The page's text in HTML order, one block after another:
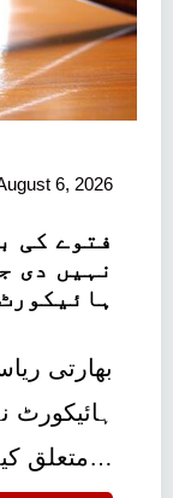
6, 2026
فتوے کی
نہیں دی
بھارتی
متعلق کیس میں…